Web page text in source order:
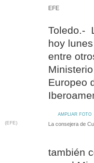
EFE
Toledo.-
hoy
entre
Europeo
AMPLIAR FOTO
(EFE) La consejera de
también